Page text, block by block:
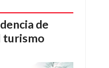
de
turismo